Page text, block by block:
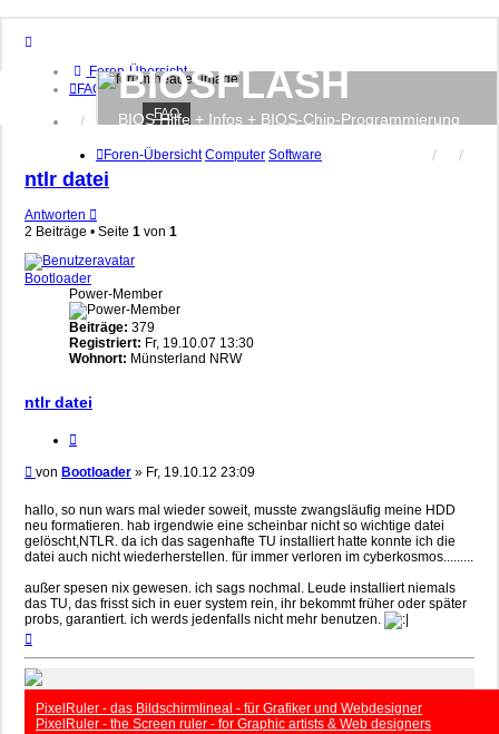
Foren-Übersicht
FAQ
Anmelden
BIOSFLASH
BIOS Hilfe + Infos + BIOS-Chip-Programmierung
FAQ
Foren-Übersicht Computer Software
ntlr datei
Antworten
2 Beiträge • Seite 1 von 1
Bootloader
Power-Member
Beiträge: 379
Registriert: Fr, 19.10.07 13:30
Wohnort: Münsterland NRW
ntlr datei
Beitrag
von Bootloader » Fr, 19.10.12 23:09
hallo, so nun wars mal wieder soweit, musste zwangsläufig meine HDD
neu formatieren. hab irgendwie eine scheinbar nicht so wichtige datei
gelöscht,NTLR. da ich das sagenhafte TU installiert hatte konnte ich die
datei auch nicht wiederherstellen. für immer verloren im cyberkosmos.........
außer spesen nix gewesen. ich sags nochmal. Leude installiert niemals
das TU, das frisst sich in euer system rein, ihr bekommt früher oder später
probs, garantiert. ich werds jedenfalls nicht mehr benutzen.
PixelRuler - das Bildschirmlineal - für Grafiker und Webdesigner
PixelRuler - the Screen ruler - for Graphic artists & Web designers